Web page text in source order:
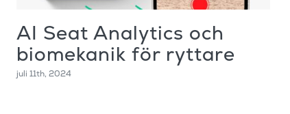
AI Seat Analytics och
biomekanik för ryttare
juli 11th, 2024